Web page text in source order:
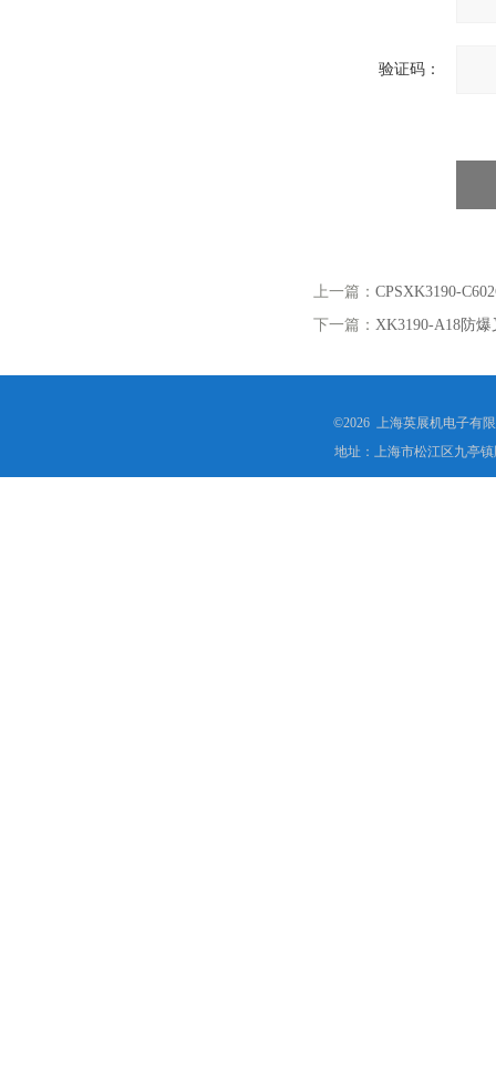
验证码：
上一篇： CPSXK3190-
下一篇： XK3190-A18防
©2026 上海英展机电子有
地址：上海市松江区九亭镇